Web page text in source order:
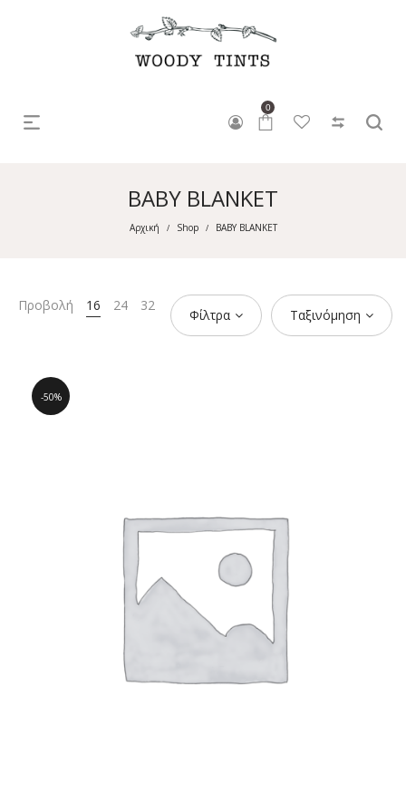
0
BABY BLANKET
Αρχική / Shop / BABY BLANKET
Προβολή 16 24 32
Φίλτρα Ταξινόμηση
50%